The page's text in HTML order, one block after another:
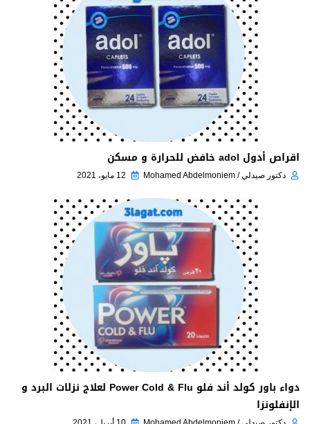
اقراص أدول adol خافض للحرارة و مسكن
دكتور صيدلي / Mohamed Abdelmoniem 12 مايو، 2021
دواء باور كولد أند فلو Power Cold & Flu لعلاج نزلات البرد و
الإنفلونزا